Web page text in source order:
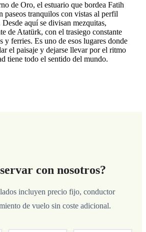
de Oro, el estuario que bordea Fatih
paseos tranquilos con vistas al perfil
aquí se divisan mezquitas,
de Atatürk, con el trasiego constante
y ferries. Es uno de esos lugares donde
el paisaje y dejarse llevar por el ritmo
tiene todo el sentido del mundo.
con nosotros?
incluyen precio fijo, conductor
de vuelo sin coste adicional.